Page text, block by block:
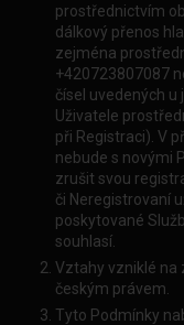
prostřednictvím
dálkový přenos
zejména
+420723807087
čísel uvedených u
Uživatele
při Registraci). V
nebude s novými
zrušit svou
či Neregistrovaní
poskytované
souhlasí.
Vztahy vzniklé na
českým právem.
Tyto Podmínky